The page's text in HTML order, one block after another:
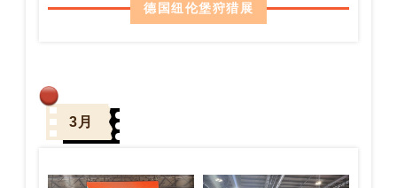
德国纽伦堡狩猎展
3月